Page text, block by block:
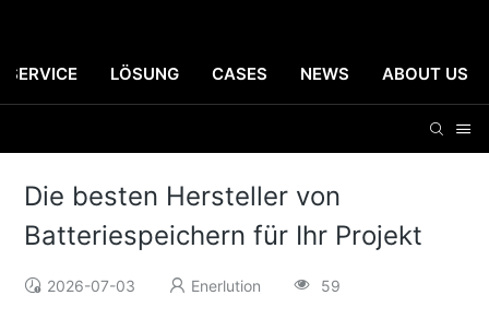
SERVICE LÖSUNG CASES NEWS ABOUT US
Die besten Hersteller von
Batteriespeichern für Ihr Projekt
2026-07-03 Enerlution 59